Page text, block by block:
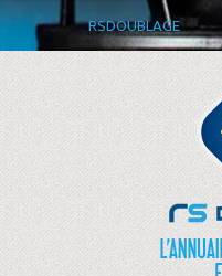
RSDOUBLAGE